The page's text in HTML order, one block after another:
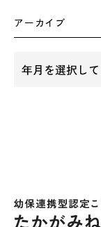
アーカイブ